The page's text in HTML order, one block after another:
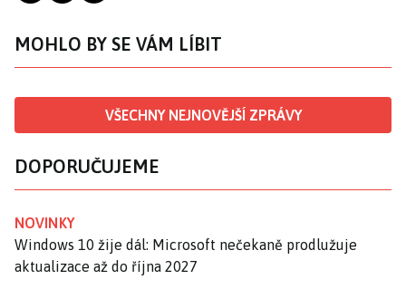
MOHLO BY SE VÁM LÍBIT
VŠECHNY NEJNOVĚJŠÍ ZPRÁVY
DOPORUČUJEME
NOVINKY
Windows 10 žije dál: Microsoft nečekaně prodlužuje
aktualizace až do října 2027